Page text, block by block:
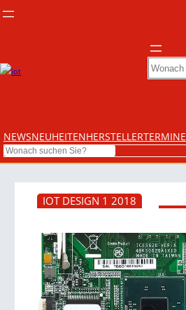
Search
NEWSNEUHEITENHERSTELLERTERMINE
Search
IOT DESIGN 1 2018